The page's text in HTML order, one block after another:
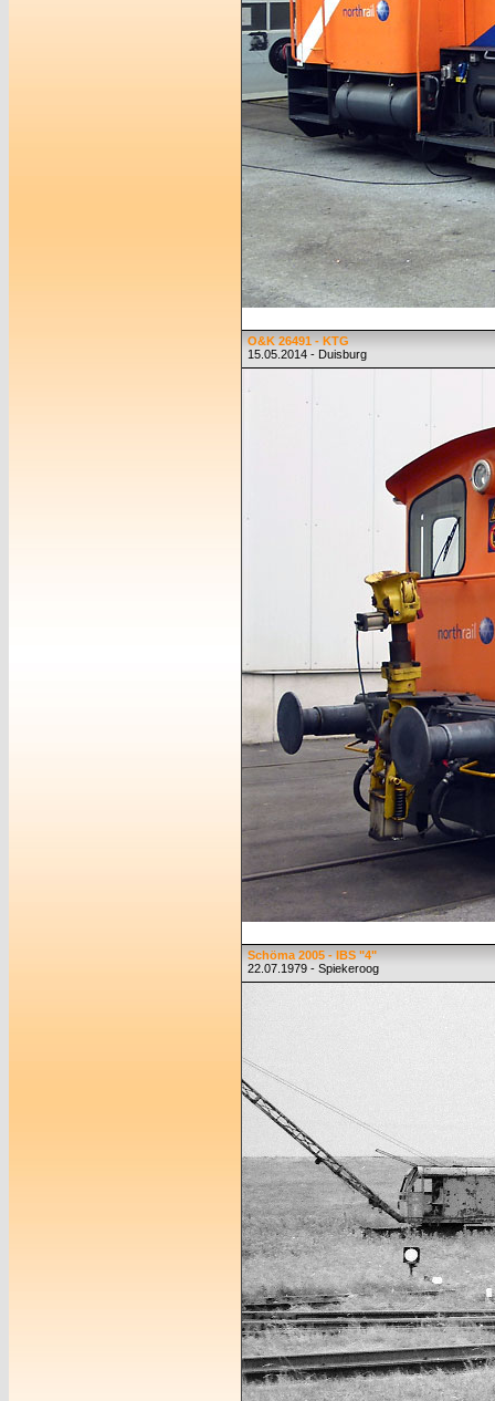
O&K 26491 - KTG
15.05.2014 - Duisburg
Schöma 2005 - IBS "4"
22.07.1979 - Spiekeroog